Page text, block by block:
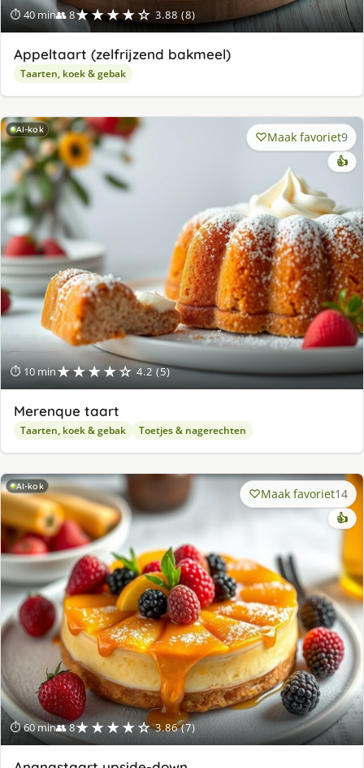
⏱ 40 min👥 8★★★★☆ 3.88 (8)
Appeltaart (zelfrijzend bakmeel)
Taarten, koek & gebak
AI-kok
⏱ 10 min★★★★☆ 4.2 (5)
Maak favoriet9
👍
Merenque taart
Taarten, koek & gebak Toetjes & nagerechten
AI-kok
⏱ 60 min👥 8★★★★☆ 3.86 (7)
Maak favoriet14
👍